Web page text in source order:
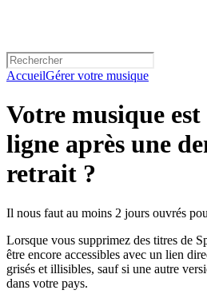
AccueilGérer votre musique
Votre musique
ligne après une
retrait ?
Il nous faut au moins 2 jours ouvrés
Lorsque vous supprimez des titres de
être encore accessibles avec un lien
grisés et illisibles, sauf si une autre
dans votre pays.